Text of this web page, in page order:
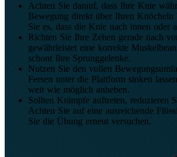
Achten Sie darauf, dass Ihre Knie
Bewegung direkt über Ihren Knöcheln
Sie es, dass die Knie nach innen oder
Richten Sie Ihre Zehen gerade nach
gewährleistet eine korrekte
schont Ihre Sprunggelenke.
Nutzen Sie den vollen
Fersen unter die Plattform sinken
weit wie möglich anheben.
Sollten Krämpfe auftreten, reduzieren
Achten Sie auf eine ausreichende
Sie die Übung erneut versuchen.